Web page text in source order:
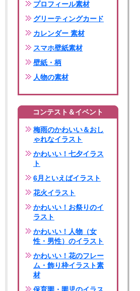
プロフィール素材
グリーティングカード
カレンダー 素材
スマホ壁紙素材
壁紙・柄
人物の素材
コンテスト＆イベント
梅雨のかわいい＆おし
ゃれなイラスト
かわいい！七夕イラス
ト
6月といえばイラスト
花火イラスト
かわいい！お祭りのイ
ラスト
かわいい！人物（女
性・男性）のイラスト
かわいい！花のフレー
ム・飾り枠イラスト素
材